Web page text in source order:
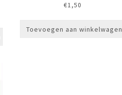
€1,50
Toevoegen aan winkelwagen